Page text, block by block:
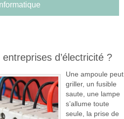
d’électricité ?
Une ampoule peut
griller, un fusible
saute, une lampe
s’allume toute
seule, la prise de